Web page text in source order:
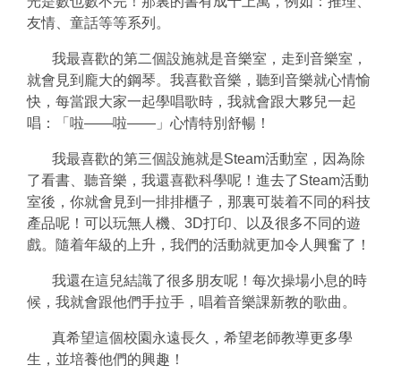
友情、童話等等系列。
我最喜歡的第二個設施就是音樂室，走到音樂室，
就會見到龐大的鋼琴。我喜歡音樂，聽到音樂就心情愉
快，每當跟大家一起學唱歌時，我就會跟大夥兒一起
唱：「啦——啦——」心情特別舒暢！
我最喜歡的第三個設施就是Steam活動室，因為除
了看書、聽音樂，我還喜歡科學呢！進去了Steam活動
室後，你就會見到一排排櫃子，那裏可裝着不同的科技
產品呢！可以玩無人機、3D打印、以及很多不同的遊
戲。隨着年級的上升，我們的活動就更加令人興奮了！
我還在這兒結識了很多朋友呢！每次操場小息的時
候，我就會跟他們手拉手，唱着音樂課新教的歌曲。
真希望這個校園永遠長久，希望老師教導更多學
生，並培養他們的興趣！